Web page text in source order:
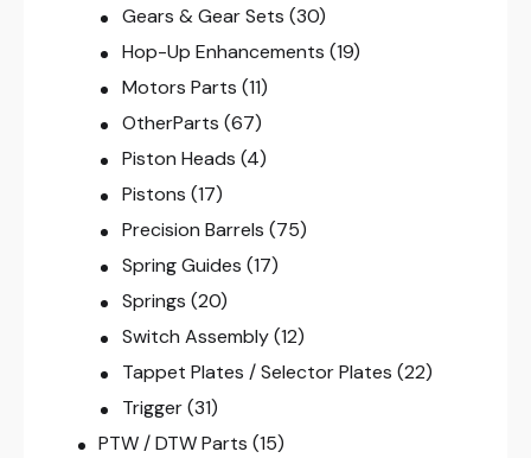
Gears & Gear Sets (30)
Hop-Up Enhancements (19)
Motors Parts (11)
OtherParts (67)
Piston Heads (4)
Pistons (17)
Precision Barrels (75)
Spring Guides (17)
Springs (20)
Switch Assembly (12)
Tappet Plates / Selector Plates (22)
Trigger (31)
PTW / DTW Parts (15)